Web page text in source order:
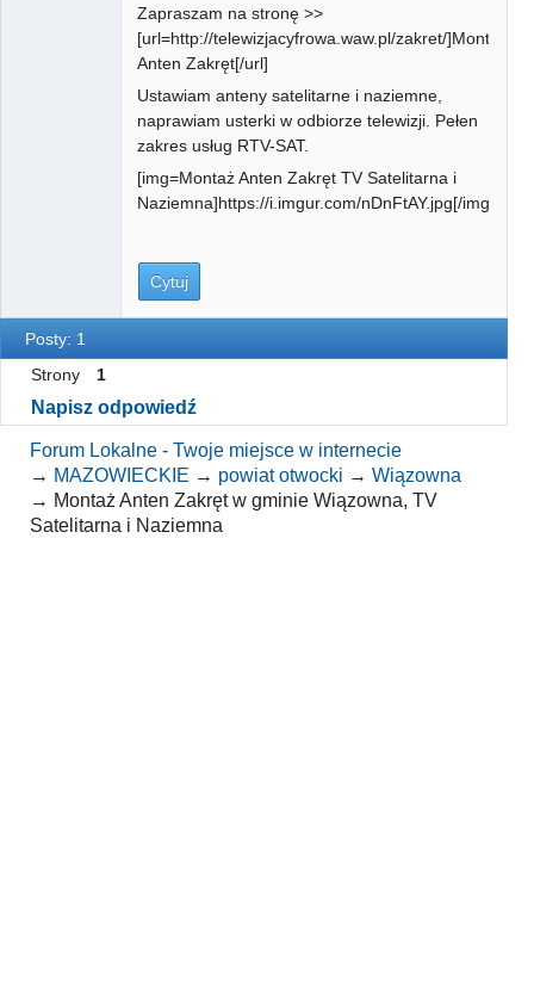
Zapraszam na stronę >>
[url=http://telewizjacyfrowa.waw.pl/zakret/]Montaż
Anten Zakręt[/url]
Ustawiam anteny satelitarne i naziemne,
naprawiam usterki w odbiorze telewizji. Pełen
zakres usług RTV-SAT.
[img=Montaż Anten Zakręt TV Satelitarna i
Naziemna]https://i.imgur.com/nDnFtAY.jpg[/img]
Cytuj
Posty: 1
Strony
1
Napisz odpowiedź
Forum Lokalne - Twoje miejsce w internecie
→ MAZOWIECKIE → powiat otwocki →Wiązowna
→ Montaż Anten Zakręt w gminie Wiązowna, TV
Satelitarna i Naziemna